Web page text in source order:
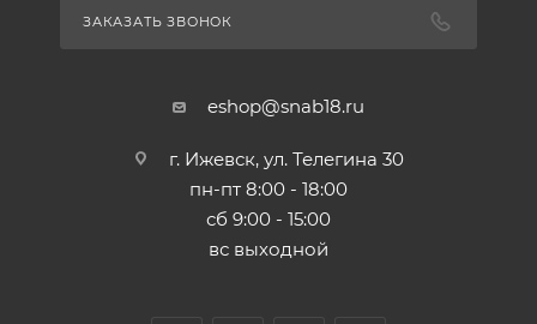
ЗАКАЗАТЬ ЗВОНОК
eshop@snab18.ru
г. Ижевск, ул. Телегина 30
пн-пт 8:00 - 18:00
сб 9:00 - 15:00
вс выходной